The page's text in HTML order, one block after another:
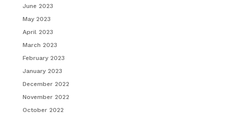
June 2023
May 2023
April 2023
March 2023
February 2023
January 2023
December 2022
November 2022
October 2022